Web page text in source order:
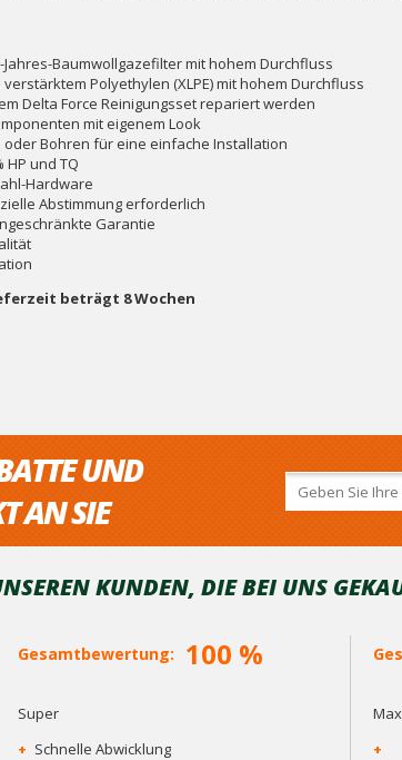
Baumwollgazefilter mit hohem Durchfluss
Polyethylen (XLPE) mit hohem Durchfluss
Delta Force Reinigungsset repariert werden
mit eigenem Look
oder Bohren für eine einfache Installation
HP und TQ
Hardware
Abstimmung erforderlich
Garantie
beträgt 8 Wochen
UND
AN SIE
KUNDEN, DIE BEI ​​UNS
Gesamtbewertung: 100 %
Super
+ Schnelle Abwicklung
+